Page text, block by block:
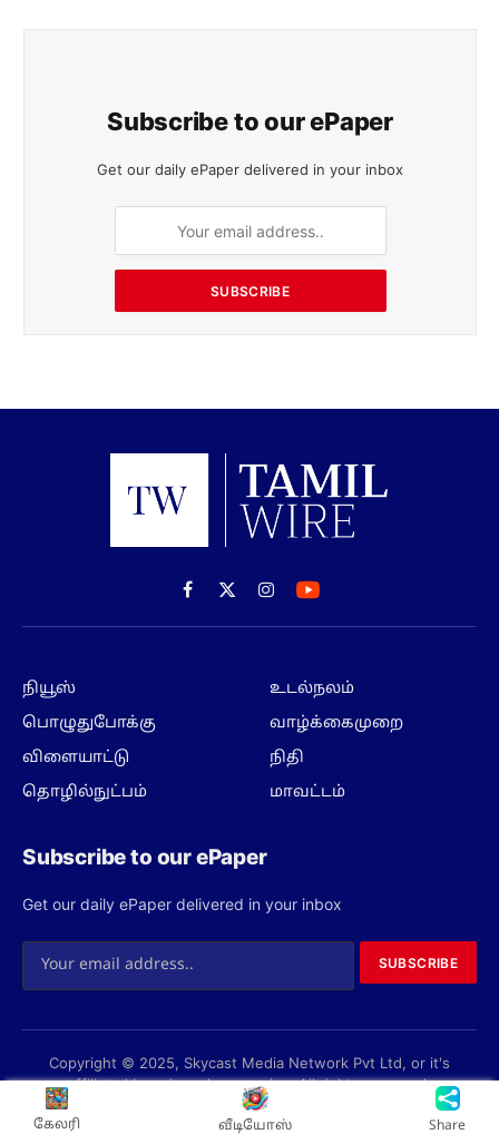
Subscribe to our ePaper
Get our daily ePaper delivered in your inbox
SUBSCRIBE
Facebook
X
(Twitter)
Instagram
நியூஸ்
பொழுதுபோக்கு
விளையாட்டு
தொழில்நுட்பம்
உடல்நலம்
வாழ்க்கைமுறை
நிதி
மாவட்டம்
Subscribe to our ePaper
Get our daily ePaper delivered in your inbox
SUBSCRIBE
Copyright © 2025, Skycast Media Network Pvt Ltd, or it's
affiliated brands and companies. All rights reserved.
Privacy Policy Terms About us Contact us
கேலரி வீடியோஸ் Share